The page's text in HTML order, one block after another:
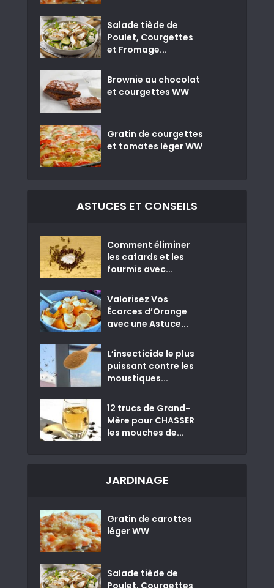
Salade tiède de
Poulet, Courgettes
et Fromage...
Brownie au chocolat
et courgettes WW
Gratin de courgettes
et tomates léger WW
ASTUCES ET CONSEILS
Comment éliminer
les cafards et les
fourmis avec...
Valorisez Vos
Écorces d’Orange
avec une Astuce...
L’insecticide le plus
puissant contre les
moustiques...
12 trucs de Grand-
Mère pour CHASSER
les mouches de...
JARDINAGE
Gratin de carottes
léger WW
Salade tiède de
Poulet, Courgettes